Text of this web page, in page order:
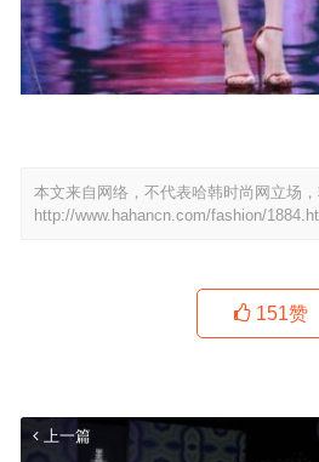
本文来自网络，不代表哈韩时尚网立场，
http://www.hahancn.com/fashion/
151赞
上一篇